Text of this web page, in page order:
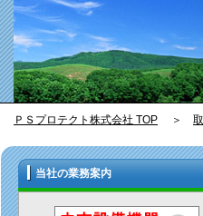
ＰＳプロテクト株式会社 TOP ＞
当社の業務案内